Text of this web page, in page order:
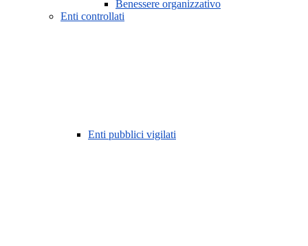
Benessere organizzativo
Enti controllati
Enti pubblici vigilati